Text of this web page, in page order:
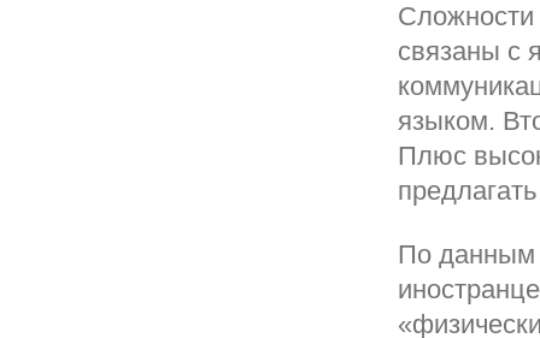
связаны с
языком.
Плюс
По данным